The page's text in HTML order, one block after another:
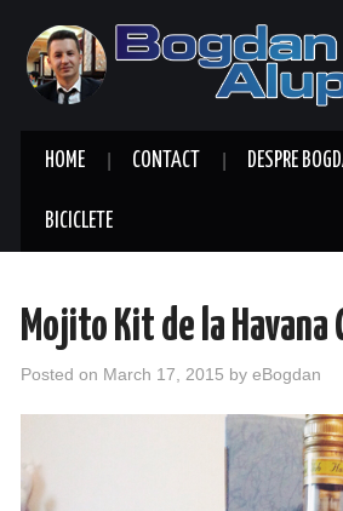
HOME CONTACT DESPRE
BICICLETE
Mojito Kit de la Havana
Posted on March 17, 2015 by eBogdan